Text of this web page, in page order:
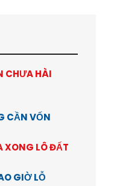
CHƯA HÀI
CẦN VỐN
XONG LÔ ĐẤT
GIỜ LỖ